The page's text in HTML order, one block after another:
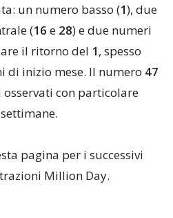
un numero basso (1), due
(16 e 28) e due numeri
il ritorno del 1, spesso
di inizio mese. Il numero 47
con particolare
pagina per i successivi
Million Day.